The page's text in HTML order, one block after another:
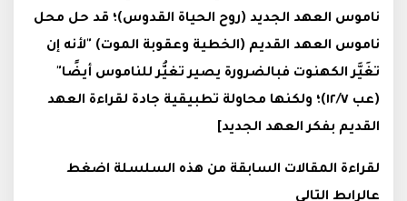
ناموس العهد الجديد (روح الحياة القدوس)؛ قد حل محل
ناموس العهد القديم (الخطية وعقوبة الموت) "لأنه إن
تغَيَّر الكهنوت فبالضرورة يصير تغيُّر للناموس أيضًا"
(عب ١٢/٧)؛ ولكنها محاولة تطبيقية جادة لقراءة العهد
القديم بفكر العهد الجديد]
لقراءة المقالات السابقة من هذه السلسلة اضغط
عالرابط التالي